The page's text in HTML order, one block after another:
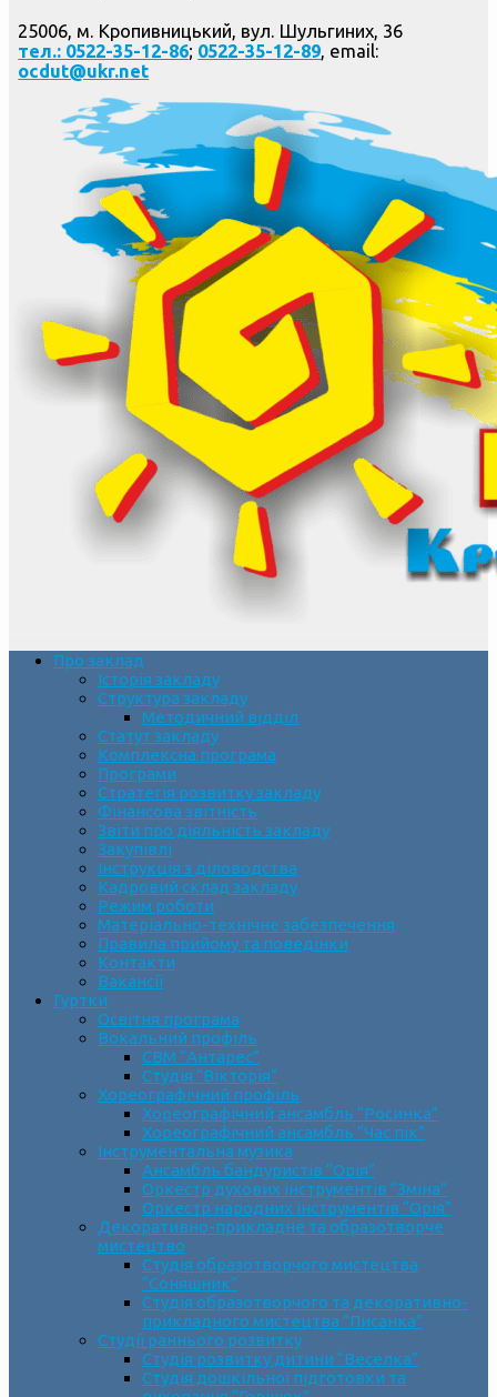
25006, м. Кропивницький, вул. Шульгиних, 36
тел.: 0522-35-12-86; 0522-35-12-89, email:
ocdut@ukr.net
Про заклад
Історія закладу
Структура закладу
Методичний відділ
Статут закладу
Комплексна програма
Програми
Стратегія розвитку закладу
Фінансова звітність
Звіти про діяльність закладу
Закупівлі
Інструкція з діловодства
Кадровий склад закладу
Режим роботи
Матеріально-технічне забезпечення
Правила прийому та поведінки
Контакти
Вакансії
Гуртки
Освітня програма
Вокальний профіль
СВМ “Антарес”
Студія “Вікторія”
Хореографічний профіль
Хореографічний ансамбль “Росинка”
Хореографічний ансамбль “Час пік”
Інструментальна музика
Ансамбль бандуристів “Орія”
Оркестр духових інструментів “Зміна”
Оркестр народних інструментів “Орія”
Декоративно-прикладне та образотворче
мистецтво
Cтудія образотворчого мистецтва
“Соняшник”
Студія образотворчого та декоративно-
прикладного мистецтва “Писанка”
Студії раннього розвитку
Студія розвитку дитини “Веселка”
Студія дошкільної підготовки та